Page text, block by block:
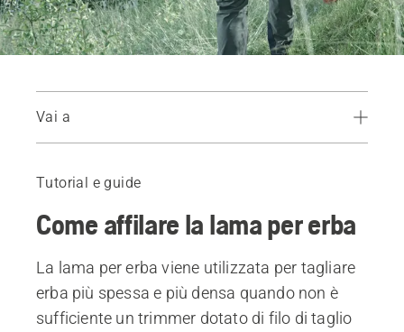
Vai a
Tutorial e guide
Come affilare la lama per erba
La lama per erba viene utilizzata per tagliare
erba più spessa e più densa quando non è
sufficiente un trimmer dotato di filo di taglio